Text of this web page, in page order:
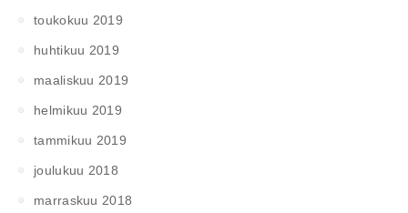
toukokuu 2019
huhtikuu 2019
maaliskuu 2019
helmikuu 2019
tammikuu 2019
joulukuu 2018
marraskuu 2018